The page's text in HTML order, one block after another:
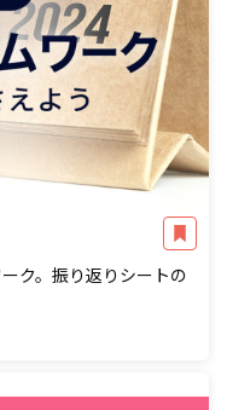
ク。振り返りシートの